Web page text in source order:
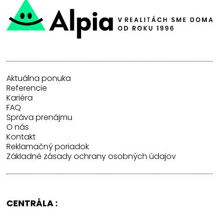
Aktuálna ponuka
Referencie
Kariéra
FAQ
Správa prenájmu
O nás
Kontakt
Reklamačný poriadok
Základné zásady ochrany osobných údajov
CENTRÁLA :